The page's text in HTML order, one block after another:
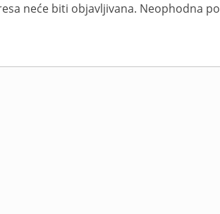
neće biti objavljivana. Neophodna